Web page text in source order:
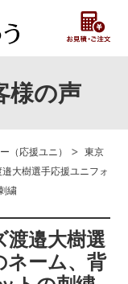
様の声
（応援ユニ） > 東京
大樹選手応援ユニフォ
繍
渡邉大樹選
ネーム、背